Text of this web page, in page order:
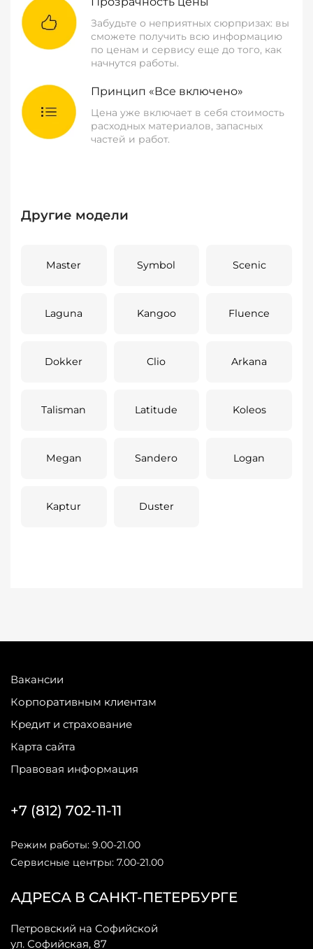
Забудьте о неприятных сюрпризах: вы
сможете получить всю информацию
по ценам и сервису еще до того, как
начнутся работы.
Принцип «Все включено»
Цена уже включает в себя стоимость
расходных материалов, запасных
частей и работ.
Другие модели
Master Symbol Scenic
Laguna Kangoo Fluence
Dokker Clio Arkana
Talisman Latitude Koleos
Megan Sandero Logan
Kaptur Duster
Вакансии
Корпоративным клиентам
Кредит и страхование
Карта сайта
Правовая информация
АДРЕСА В САНКТ-ПЕТЕРБУРГЕ
Петровский на Софийской
ул. Софийская, 87
+7 (812) 702-11-11
Режим работы: 9.00-21.00
Сервисные центры: 7.00-21.00